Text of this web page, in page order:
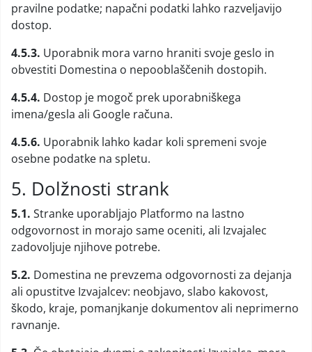
pravilne podatke; napačni podatki lahko razveljavijo
dostop.
4.5.3. Uporabnik mora varno hraniti svoje geslo in
obvestiti Domestina o nepooblaščenih dostopih.
4.5.4. Dostop je mogoč prek uporabniškega
imena/gesla ali Google računa.
4.5.6. Uporabnik lahko kadar koli spremeni svoje
osebne podatke na spletu.
5. Dolžnosti strank
5.1. Stranke uporabljajo Platformo na lastno
odgovornost in morajo same oceniti, ali Izvajalec
zadovoljuje njihove potrebe.
5.2. Domestina ne prevzema odgovornosti za dejanja
ali opustitve Izvajalcev: neobjavo, slabo kakovost,
škodo, kraje, pomanjkanje dokumentov ali neprimerno
ravnanje.